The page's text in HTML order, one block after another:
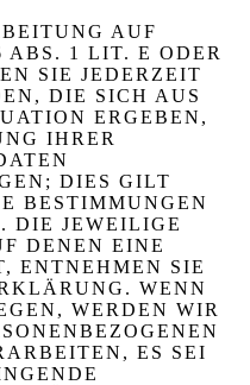
AUF
ABS. 1 LIT. E ODER
SIE JEDERZEIT
DIE SICH AUS
ERGEBEN,
IHRER
DIES GILT
BESTIMMUNGEN
DIE JEWEILIGE
DENEN EINE
ENTNEHMEN SIE
WENN
WERDEN WIR
ES SEI